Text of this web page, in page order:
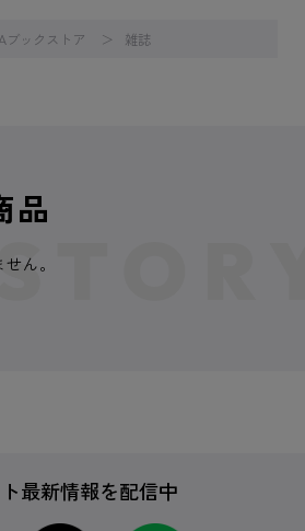
ブックストア 雑誌
品
ん。
最新情報を配信中